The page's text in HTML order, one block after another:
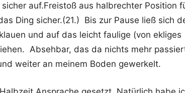
auf.Freistoß aus halbrechter Position
Ding sicher.(21.) Bis zur Pause ließ sich
und auf das leicht faulige (von ekliges
Absehbar, das da nichts mehr
weiter an meinem Boden gewerkelt.